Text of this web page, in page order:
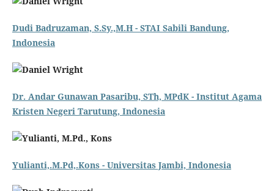
Dudi Badruzaman, S.Sy.,M.H - STAI Sabili Bandung,
Indonesia
Dr. Andar Gunawan Pasaribu, STh, MPdK - Institut Agama
Kristen Negeri Tarutung, Indonesia
Yulianti,.M.Pd,.Kons - Universitas Jambi, Indonesia